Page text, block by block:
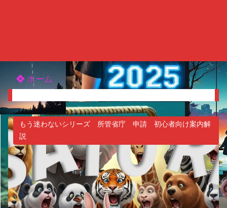
ホーム
もう迷わないシリーズ 所管省庁 申請 初心者向け案内解
説